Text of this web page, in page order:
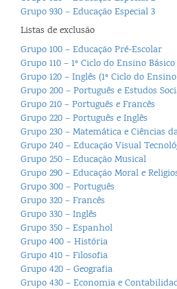
Grupo 930 – Educação Especial 3
Listas de exclusão
Grupo 100 – Educação Pré-Escolar
Grupo 110 – 1º Ciclo do Ensino Básico
Grupo 120 – Inglês (1º Ciclo do
Grupo 200 – Português e Estudos
Grupo 210 – Português e Francês
Grupo 220 – Português e Inglês
Grupo 230 – Matemática e Ciências
Grupo 240 – Educação Visual
Grupo 250 – Educação Musical
Grupo 290 – Educação Moral e
Grupo 300 – Português
Grupo 320 – Francês
Grupo 330 – Inglês
Grupo 350 – Espanhol
Grupo 400 – História
Grupo 410 – Filosofia
Grupo 420 – Geografia
Grupo 430 – Economia e